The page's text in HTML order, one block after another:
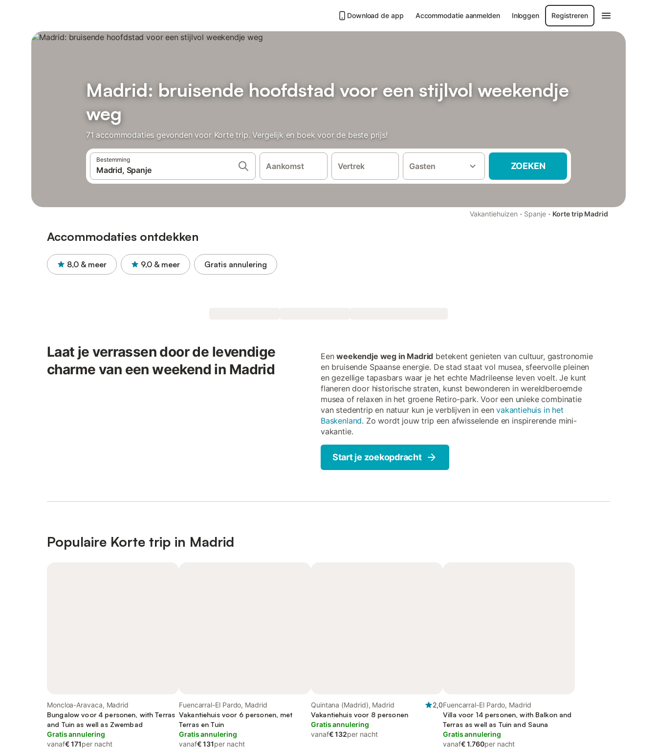
Download de app Accommodatie aanmelden Inloggen Registreren
Madrid: bruisende hoofdstad voor een stijlvol weekendje
weg
71 accommodaties gevonden voor Korte trip. Vergelijk en boek voor de beste prijs!
Bestemming
Aankomst Vertrek Gasten ZOEKEN
Vakantiehuizen · Spanje · Korte trip Madrid
Accommodaties ontdekken
8,0 & meer 9,0 & meer Gratis annulering
Laat je verrassen door de levendige
charme van een weekend in Madrid
Eenweekendje weg in Madrid betekent genieten van cultuur, gastronomie
en bruisende Spaanse energie. De stad staat vol musea, sfeervolle pleinen
en gezellige tapasbars waar je het echte Madrileense leven voelt. Je kunt
flaneren door historische straten, kunst bewonderen in wereldberoemde
musea of relaxen in het groene Retiro-park. Voor een unieke combinatie
van stedentrip en natuur kun je verblijven in eenvakantiehuis in het
Baskenland. Zo wordt jouw trip een afwisselende en inspirerende mini-
vakantie.
Start je zoekopdracht
Populaire Korte trip in Madrid
Moncloa-Aravaca, Madrid
Bungalow voor 4 personen, with Terras
and Tuin as well as Zwembad
Gratis annulering
vanaf€ 171per nacht
Fuencarral-El Pardo, Madrid
Vakantiehuis voor 6 personen, met
Terras en Tuin
Gratis annulering
vanaf€ 131per nacht
Quintana (Madrid), Madrid
2,0
Vakantiehuis voor 8 personen
Gratis annulering
vanaf€ 132per nacht
Fuencarral-El Pardo, Madrid
Villa voor 14 personen, with Balkon and
Terras as well as Tuin and Sauna
Gratis annulering
vanaf€ 1.760per nacht